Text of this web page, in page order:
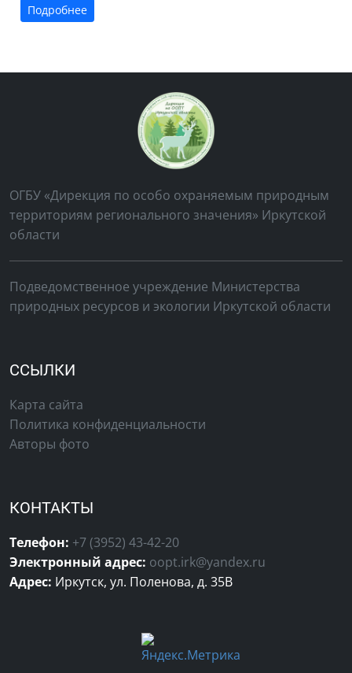
Подробнее
ОГБУ «Дирекция по особо охраняемым природным
территориям регионального значения» Иркутской
области
Подведомственное учреждение Министерства
природных ресурсов и экологии Иркутской области
ССЫЛКИ
Карта сайта
Политика конфиденциальности
Авторы фото
КОНТАКТЫ
Телефон: +7 (3952) 43-42-20
Электронный адреc: oopt.irk@yandex.ru
Адрес: Иркутск, ул. Поленова, д. 35В